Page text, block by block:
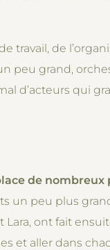
travail, de
peu grand,
d’acteurs qui
de nombreux
un peu plus
Lara, ont fait
et aller dans